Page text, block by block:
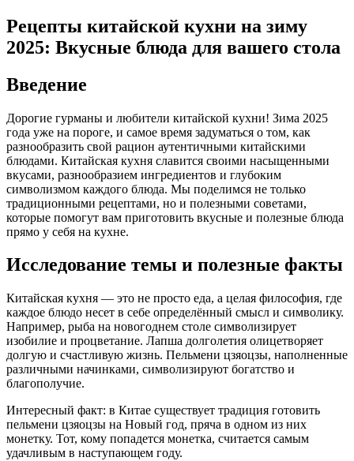
Рецепты китайской кухни на зиму
2025: Вкусные блюда для вашего стола
Введение
Дорогие гурманы и любители китайской кухни! Зима 2025
года уже на пороге, и самое время задуматься о том, как
разнообразить свой рацион аутентичными китайскими
блюдами. Китайская кухня славится своими насыщенными
вкусами, разнообразием ингредиентов и глубоким
символизмом каждого блюда. Мы поделимся не только
традиционными рецептами, но и полезными советами,
которые помогут вам приготовить вкусные и полезные блюда
прямо у себя на кухне.
Исследование темы и полезные факты
Китайская кухня — это не просто еда, а целая философия, где
каждое блюдо несет в себе определённый смысл и символику.
Например, рыба на новогоднем столе символизирует
изобилие и процветание. Лапша долголетия олицетворяет
долгую и счастливую жизнь. Пельмени цзяоцзы, наполненные
различными начинками, символизируют богатство и
благополучие.
Интересный факт: в Китае существует традиция готовить
пельмени цзяоцзы на Новый год, пряча в одном из них
монетку. Тот, кому попадется монетка, считается самым
удачливым в наступающем году.